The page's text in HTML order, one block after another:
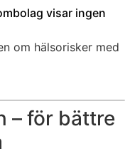
visar ingen
om hälsorisker med
– för bättre